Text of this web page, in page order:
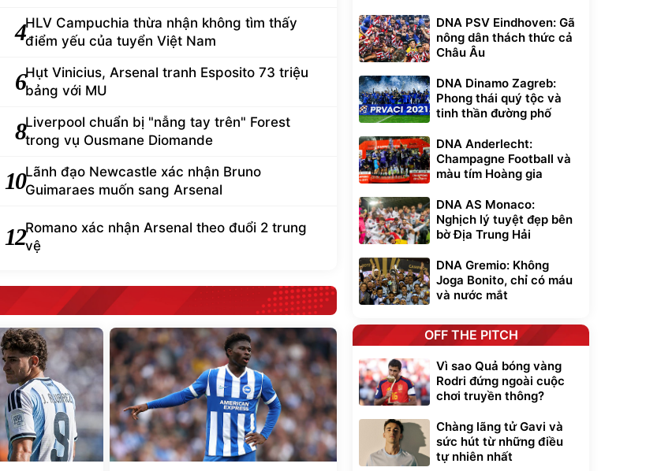
4HLV Campuchia thừa nhận không tìm thấy
điểm yếu của tuyển Việt Nam
6Hụt Vinicius, Arsenal tranh Esposito 73 triệu
bảng với MU
8Liverpool chuẩn bị "nẫng tay trên" Forest
trong vụ Ousmane Diomande
10Lãnh đạo Newcastle xác nhận Bruno
Guimaraes muốn sang Arsenal
12Romano xác nhận Arsenal theo đuổi 2 trung
vệ
DNA PSV Eindhoven: Gã
nông dân thách thức cả
Châu Âu
DNA Dinamo Zagreb:
Phong thái quý tộc và
tinh thần đường phố
DNA Anderlecht:
Champagne Football và
màu tím Hoàng gia
DNA AS Monaco:
Nghịch lý tuyệt đẹp bên
bờ Địa Trung Hải
DNA Gremio: Không
Joga Bonito, chỉ có máu
và nước mắt
OFF THE PITCH
Vì sao Quả bóng vàng
Rodri đứng ngoài cuộc
chơi truyền thông?
Chàng lãng tử Gavi và
sức hút từ những điều
tự nhiên nhất